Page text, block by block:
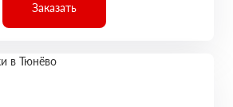
Заказать